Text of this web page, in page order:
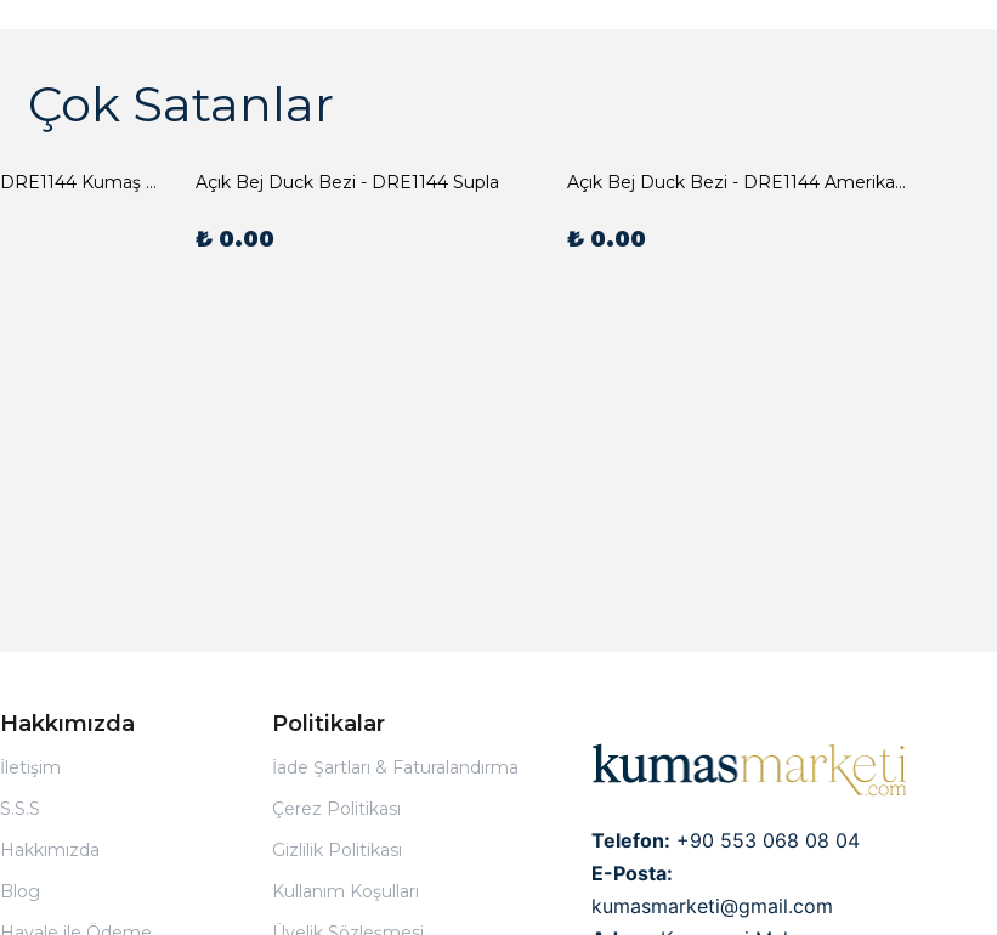
Çok Satanlar
Açık Bej Duck Bezi - DRE1144 Kumaş Peçete Açık Bej Duck Bezi - DRE1144 Supla
₺ 0.00
Açık Bej Duck Bezi - DRE1144 Amerikan Servis
₺ 0.00
Hakkımızda
İletişim
S.S.S
Hakkımızda
Blog
Politikalar
İade Şartları & Faturalandırma
Çerez Politikası
Gizlilik Politikası
Kullanım Koşulları
Telefon: +90 553 068 08 04
E-Posta:
kumasmarketi@gmail.com